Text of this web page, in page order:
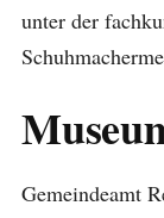
unter der
Gemeindeamt